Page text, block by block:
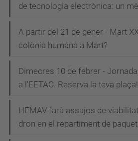
de tecnologia electrònica: un
A partir del 21 de gener - Mart
colònia humana a Mart?
Dimecres 10 de febrer -
a l'EETAC. Reserva la teva plaça!
HEMAV farà assajos de
dron en el repartiment de